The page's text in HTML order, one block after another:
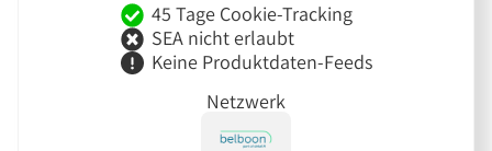
45 Tage Cookie-Tracking
SEA nicht erlaubt
Keine Produktdaten-Feeds
Netzwerk